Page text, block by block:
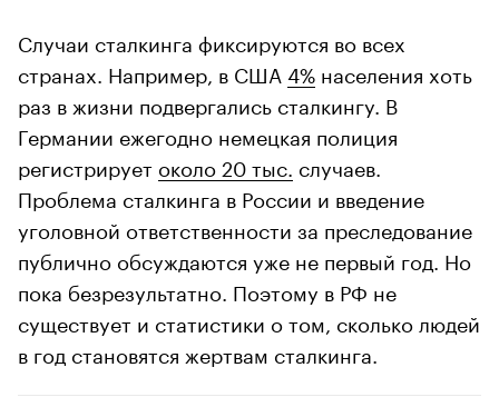
Случаи сталкинга фиксируются во всех
странах. Например, в США 4% населения хоть
раз в жизни подвергались сталкингу. В
Германии ежегодно немецкая полиция
регистрирует около 20 тыс. случаев.
Проблема сталкинга в России и введение
уголовной ответственности за преследование
публично обсуждаются уже не первый год. Но
пока безрезультатно. Поэтому в РФ не
существует и статистики о том, сколько людей
в год становятся жертвам сталкинга.